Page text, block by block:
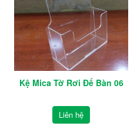
Kệ Mica Tờ Rơi Để Bàn 06
Liên hệ